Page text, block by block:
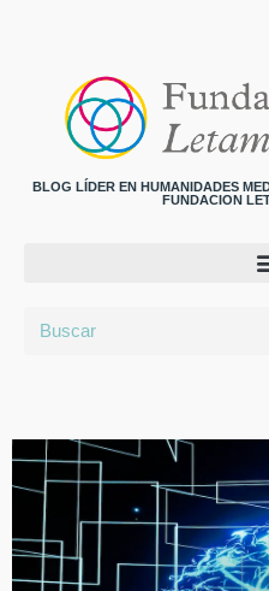
BLOG LÍDER EN HUMANIDADES
FUNDACION